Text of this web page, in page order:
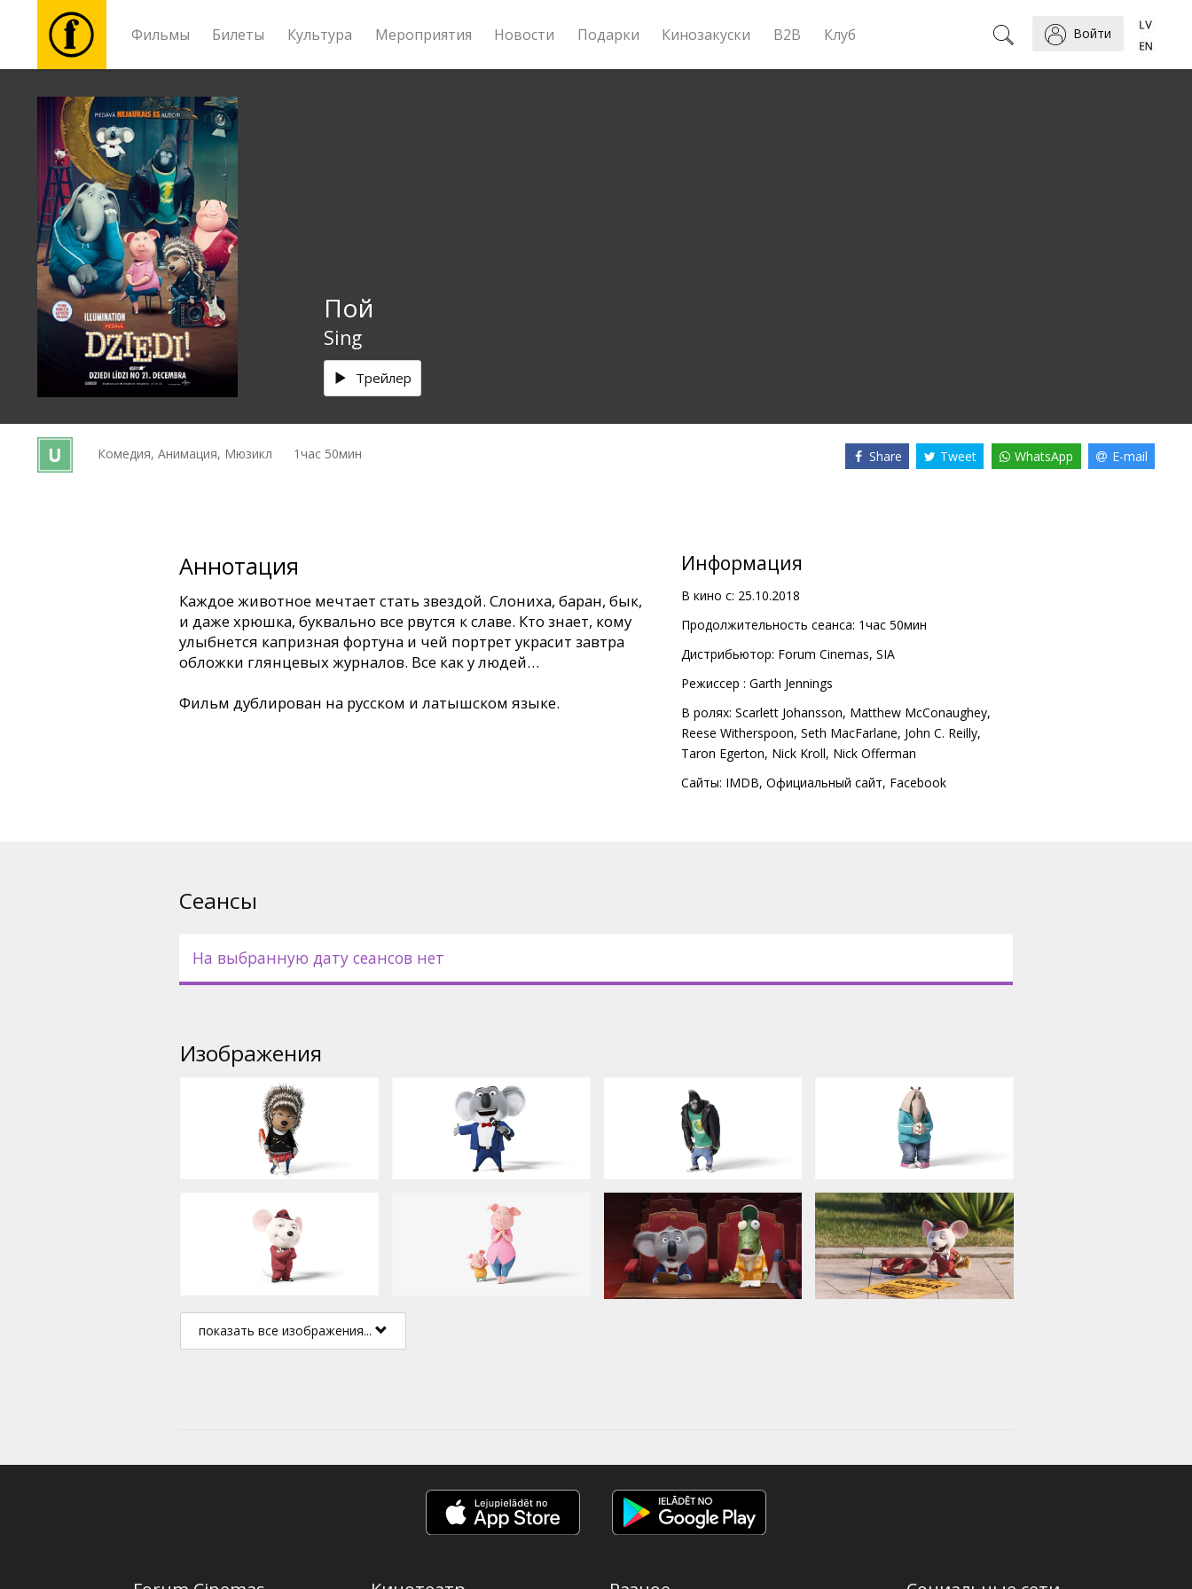
Фильмы Билеты Культура Мероприятия Новости Подарки Кинозакуски B2B Клуб Войти
Фильмы
Билеты
Культура
Мероприятия
Новости
Подарки
B2B
Пой
Sing
Трейлер
Комедия, Анимация, Мюзикл 1час 50мин Share Tweet WhatsApp E-mail
Аннотация
Каждое животное мечтает стать звездой. Слониха, баран, бык,
и даже хрюшка, буквально все рвутся к славе. Кто знает, кому
улыбнется капризная фортуна и чей портрет украсит завтра
обложки глянцевых журналов. Все как у людей…
Фильм дублирован на русском и латышском языке.
Информация
В кино с: 25.10.2018
Продолжительность сеанса: 1час 50мин
Дистрибьютор: Forum Cinemas, SIA
Pежиссер : Garth Jennings
В ролях: Scarlett Johansson, Matthew McConaughey,
Reese Witherspoon, Seth MacFarlane, John C. Reilly,
Taron Egerton, Nick Kroll, Nick Offerman
Сайты: IMDB, Официальный сайт, Facebook
Сеансы
На выбранную дату сеансов нет
Изображения
показать все изображения...